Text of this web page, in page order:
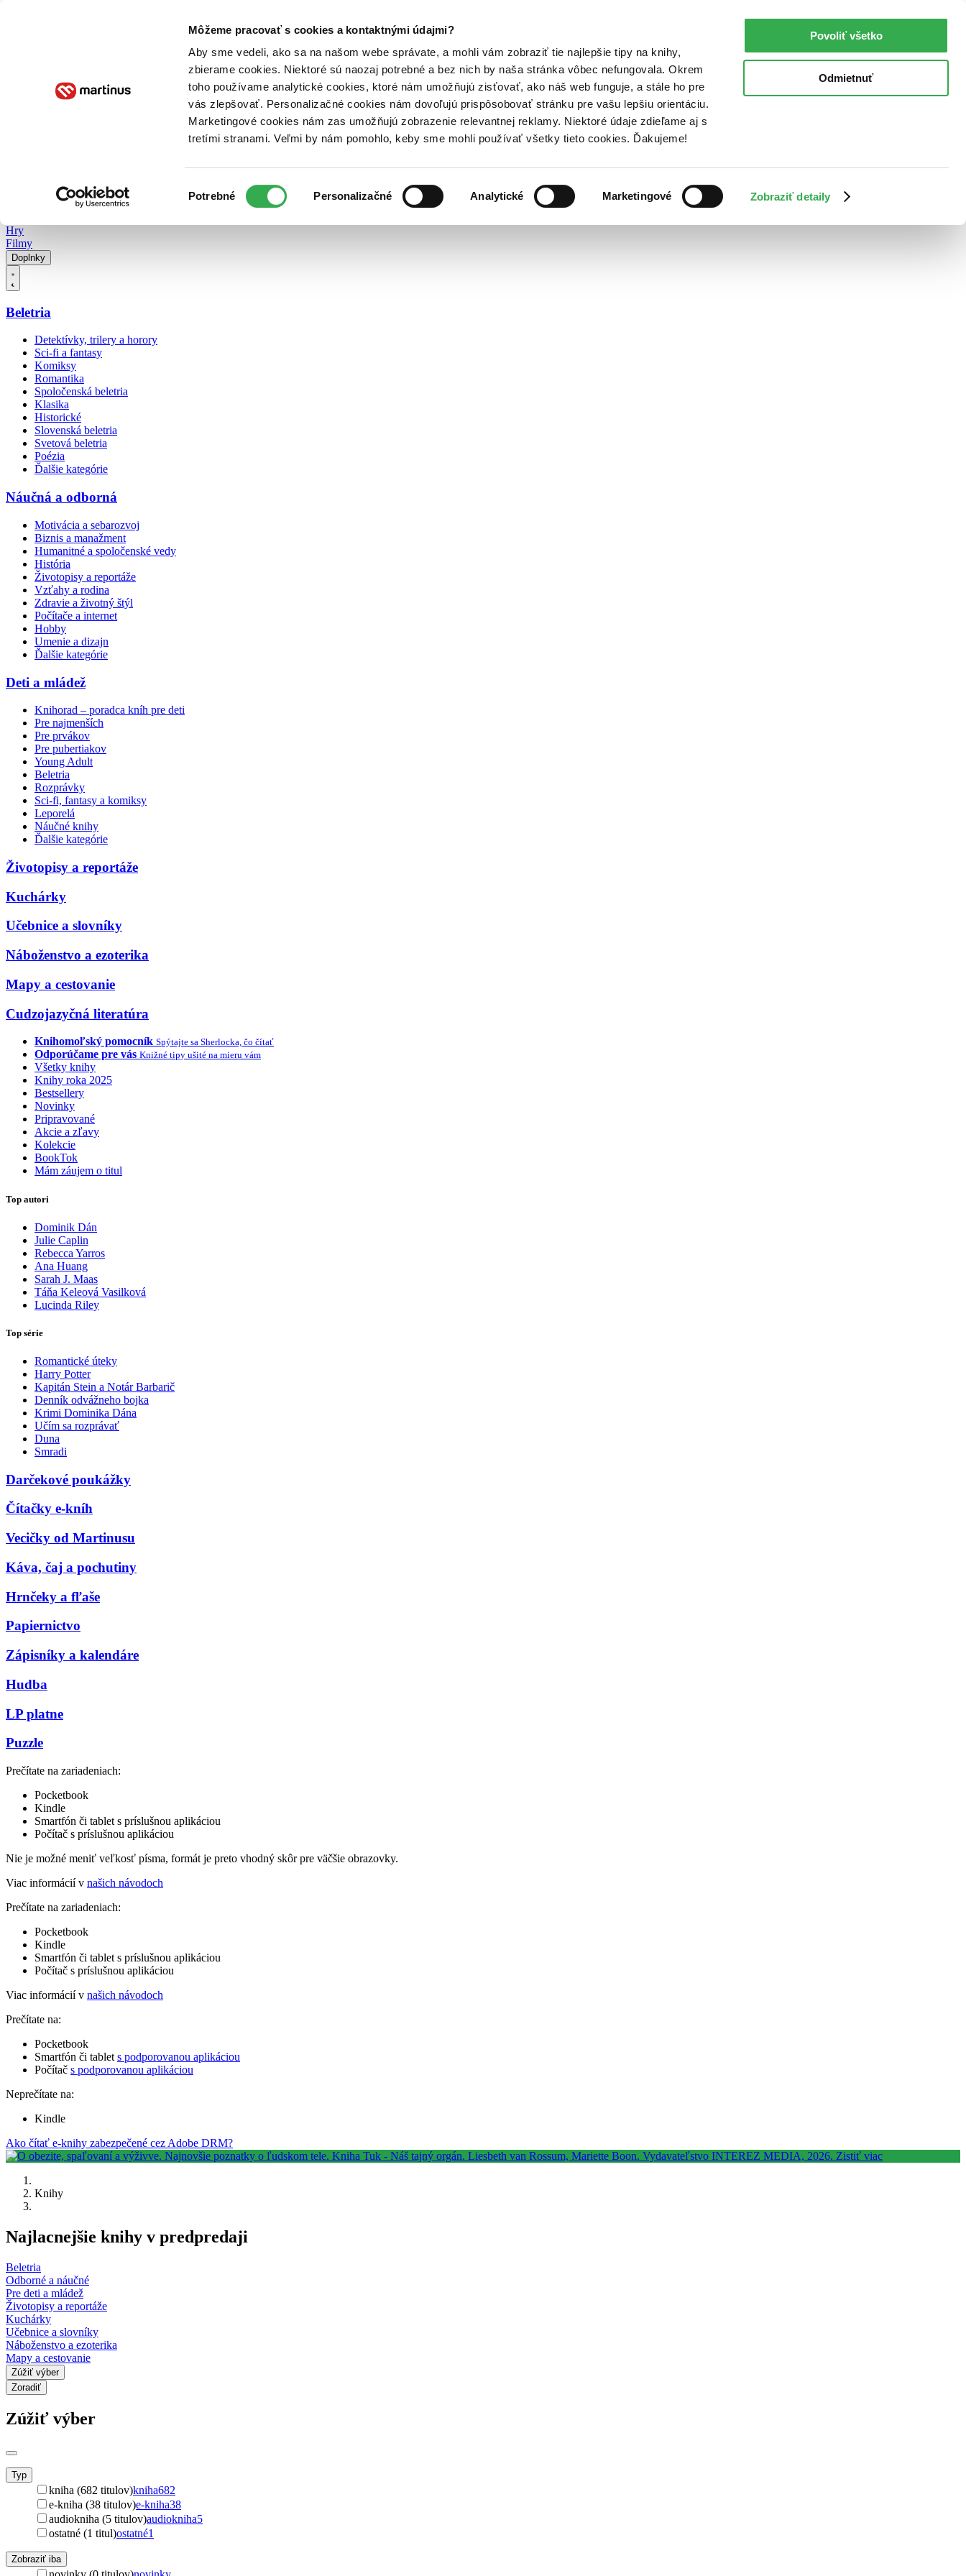
Môžeme pracovať s cookies a kontaktnými údajmi?
Aby sme vedeli, ako sa na našom webe správate, a mohli vám zobraziť tie najlepšie tipy na knihy,
zbierame cookies. Niektoré sú naozaj potrebné a bez nich by naša stránka vôbec nefungovala. Okrem
toho používame analytické cookies, ktoré nám umožňujú zisťovať, ako náš web funguje, a stále ho pre
vás zlepšovať. Personalizačné cookies nám dovoľujú prispôsobovať stránku pre vašu lepšiu orientáciu.
Marketingové cookies nám zas umožňujú zobrazenie relevantnej reklamy. Niektoré údaje zdieľame aj s
tretími stranami. Veľmi by nám pomohlo, keby sme mohli používať všetky tieto cookies. Ďakujeme!
súhlasu
Potrebné Personalizačné Analytické Marketingové Zobraziť detaily
Povoliť všetko
Odmietnuť
Poukážky Kontakt
Hry
Filmy
Doplnky
Beletria
Detektívky, trilery a horory
Sci-fi a fantasy
Komiksy
Romantika
Spoločenská beletria
Klasika
Historické
Slovenská beletria
Svetová beletria
Poézia
Ďalšie kategórie
Náučná a odborná
Motivácia a sebarozvoj
Biznis a manažment
Humanitné a spoločenské vedy
História
Životopisy a reportáže
Vzťahy a rodina
Zdravie a životný štýl
Počítače a internet
Hobby
Umenie a dizajn
Ďalšie kategórie
Deti a mládež
Knihorad – poradca kníh pre deti
Pre najmenších
Pre prvákov
Pre pubertiakov
Young Adult
Beletria
Rozprávky
Sci-fi, fantasy a komiksy
Leporelá
Náučné knihy
Ďalšie kategórie
Životopisy a reportáže
Kuchárky
Učebnice a slovníky
Náboženstvo a ezoterika
Mapy a cestovanie
Cudzojazyčná literatúra
Knihomoľský pomocník Spýtajte sa Sherlocka, čo čítať
Odporúčame pre vás Knižné tipy ušité na mieru vám
Všetky knihy
Knihy roka 2025
Bestsellery
Novinky
Pripravované
Akcie a zľavy
Kolekcie
BookTok
Mám záujem o titul
Top autori
Dominik Dán
Julie Caplin
Rebecca Yarros
Ana Huang
Sarah J. Maas
Táňa Keleová Vasilková
Lucinda Riley
Top série
Romantické úteky
Harry Potter
Kapitán Stein a Notár Barbarič
Denník odvážneho bojka
Krimi Dominika Dána
Učím sa rozprávať
Duna
Smradi
Darčekové poukážky
Čítačky e-kníh
Vecičky od Martinusu
Káva, čaj a pochutiny
Hrnčeky a fľaše
Papiernictvo
Zápisníky a kalendáre
Hudba
LP platne
Puzzle
Prečítate na zariadeniach:
Pocketbook
Kindle
Smartfón či tablet s príslušnou aplikáciou
Počítač s príslušnou aplikáciou
Nie je možné meniť veľkosť písma, formát je preto vhodný skôr pre väčšie obrazovky.
Viac informácií v našich návodoch
Prečítate na zariadeniach:
Pocketbook
Kindle
Smartfón či tablet s príslušnou aplikáciou
Počítač s príslušnou aplikáciou
Viac informácií v našich návodoch
Prečítate na:
Pocketbook
Smartfón či tablet s podporovanou aplikáciou
Počítač s podporovanou aplikáciou
Neprečítate na:
Kindle
Ako čítať e-knihy zabezpečené cez Adobe DRM?
Knihy
Najlacnejšie knihy v predpredaji
Beletria
Odborné a náučné
Pre deti a mládež
Životopisy a reportáže
Kuchárky
Učebnice a slovníky
Náboženstvo a ezoterika
Mapy a cestovanie
Zúžiť výber
Zoradiť
Zúžiť výber
Typ
kniha (682 titulov)kniha682
e-kniha (38 titulov)e-kniha38
audiokniha (5 titulov)audiokniha5
ostatné (1 titul)ostatné1
Zobraziť iba